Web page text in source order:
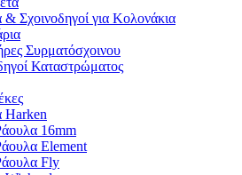
Σχοινοδηγοί για Κολονάκια
Συρματόσχοινου
Καταστρώματος
Harken
16mm
Element
Fly